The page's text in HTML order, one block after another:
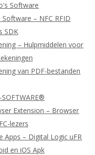
Software
– NFC RFID
SDK
– Hulpmiddelen voor
van PDF-bestanden
Extension – Browser
lezers
Apps – Digital Logic uFR
en iOS Apk